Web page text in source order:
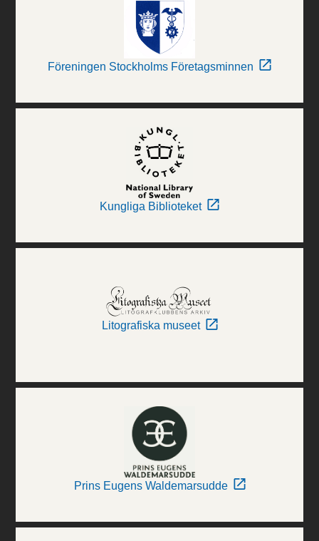
Föreningen Stockholms Företagsminnen
Kungliga Biblioteket
Litografiska museet
Prins Eugens Waldemarsudde